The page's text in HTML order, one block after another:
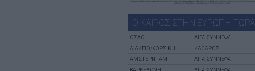
Ο ΚΑΙΡΟΣ ΣΤΗΝ ΕΥΡΩΠΗ ΤΩΡΑ
ΌΣΛΟ ΛΙΓΑ ΣΥΝΝΕΦΑ
ΑΙΆΚΕΙΟ/ΚΟΡΣΙΚΉ ΚΑΘΑΡΟΣ
ΑΜΣΤΕΡΝΤΑΜ ΛΙΓΑ ΣΥΝΝΕΦΑ